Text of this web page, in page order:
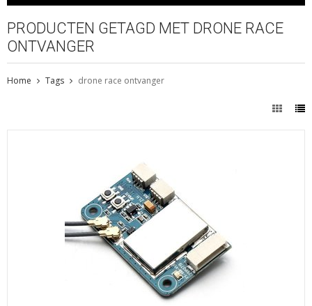
PRODUCTEN GETAGD MET DRONE RACE
ONTVANGER
Home Tags drone race ontvanger